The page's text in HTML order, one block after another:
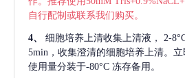
自行配制或联系我们购买。
4、 细胞培养上清收集上清液，
2-
5min，收集澄清的细胞培养上清。
使用量分装于-80°C 冻存备用。